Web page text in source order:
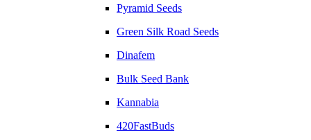
Pyramid Seeds
Green Silk Road Seeds
Dinafem
Bulk Seed Bank
Kannabia
420FastBuds